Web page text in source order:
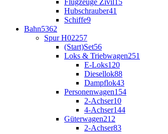
Flugzeuge Zivil15
Hubschrauber41
Schiffe9
Bahn5362
Spur H02257
(Start)Set56
Loks & Triebwagen251
E-Loks120
Diesellok88
Dampflok43
Personenwagen154
2-Achser10
4-Achser144
Güterwagen212
2-Achser83